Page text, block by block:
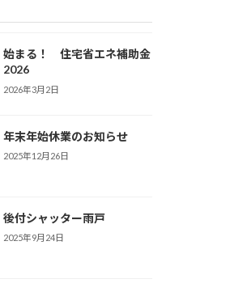
始まる！ 住宅省エネ補助金
2026
2026年3月2日
年末年始休業のお知らせ
2025年12月26日
後付シャッター雨戸
2025年9月24日